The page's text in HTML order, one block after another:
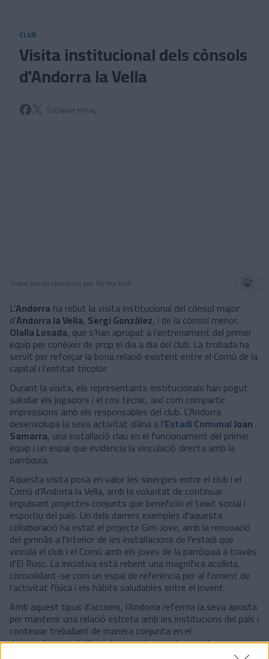
CLUB
Visita institucional dels cònsols
d'Andorra la Vella
Copiar enllaç
There are no reactions yet. Be the first!
L’Andorraha rebut la visita institucional del cònsol major
d’Andorra la Vella, Sergi González, i de la cònsol menor,
Olalla Losada, que s’han apropat a l’entrenament del primer
equip per conèixer de prop el dia a dia del club. La trobada ha
servit per reforçar la bona relació existent entre el Comú de la
capital i l’entitat tricolor.
Durant la visita, els representants institucionals han pogut
saludar els jugadors i el cos tècnic, així com compartir
impressions amb els responsables del club. L’Andorra
desenvolupa la seva activitat diària a l’Estadi ComunalJoan
Samarra, una instal·lació clau en el funcionament del primer
equip i un espai que evidencia la vinculació directa amb la
parròquia.
Aquesta visita posa en valor les sinergies entre el club i el
Comú d’Andorra la Vella, amb la voluntat de continuar
impulsant projectes conjunts que beneficiïn el teixit social i
esportiu del país. Un dels darrers exemples d'aquesta
col·laboració ha estat el projecte Gim Jove, amb la renovació
del gimnàs a l'interior de les instal·lacions de l'estadi que
vincula el club i el Comú amb els joves de la parròquia a través
d'El Rusc. La iniciativa està rebent una magnífica acollida,
consolidant-se com un espai de referència per al foment de
l’activitat física i els hàbits saludables entre el jovent.
Amb aquest tipus d’accions, l’Andorra referma la seva aposta
per mantenir una relació estreta amb les institucions del país i
continuar treballant de manera conjunta en el
desenvolupament d’iniciatives amb impacte social.